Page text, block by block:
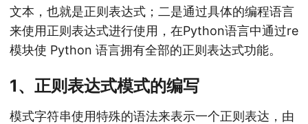
文本，也就是正则表达式；二是通过具体的编程语言
来使用正则表达式进行使用，在Python语言中通过re
模块使 Python 语言拥有全部的正则表达式功能。
1、正则表达式模式的编写
模式字符串使用特殊的语法来表示一个正则表达，由